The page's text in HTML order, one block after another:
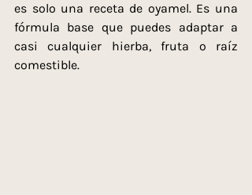
es solo una receta de oyamel. Es una
fórmula base que puedes adaptar a
casi cualquier hierba, fruta o raíz
comestible.